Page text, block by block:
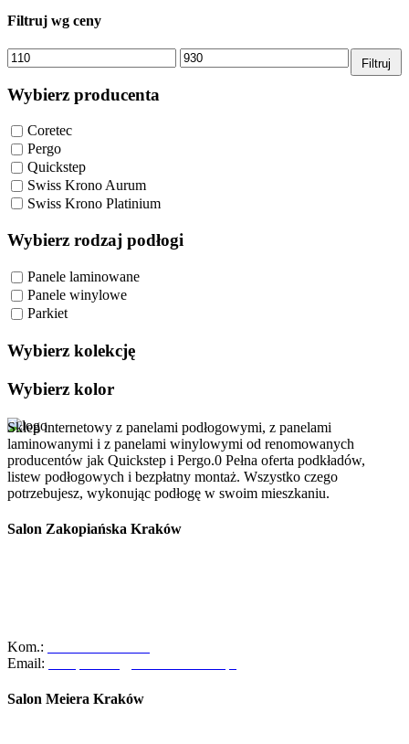
Filtruj wg ceny
Cena
min.
Cena
maks.
Filtruj
Wybierz producenta
Coretec
Pergo
Quickstep
Swiss Krono Aurum
Swiss Krono Platinium
Wybierz rodzaj podłogi
Panele laminowane
Panele winylowe
Parkiet
Wybierz kolekcję
Wybierz kolor
Sklep internetowy z panelami podłogowymi, z panelami
laminowanymi i z panelami winylowymi od renomowanych
producentów jak Quickstep i Pergo.0 Pełna oferta podkładów,
listew podłogowych i bezpłatny montaż. Wszystko czego
potrzebujesz, wykonując podłogę w swoim mieszkaniu.
Salon Zakopiańska Kraków
Kom.:
Email:
Salon Meiera Kraków